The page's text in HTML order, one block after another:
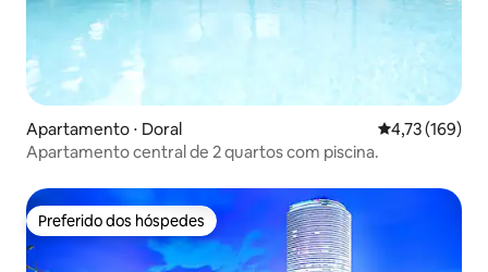
Apartamento ⋅ Doral 4,73 de uma
4,73 (169)
Apartamento central de 2 quartos com piscina.
Preferido dos hóspedes
Preferido dos hóspedes